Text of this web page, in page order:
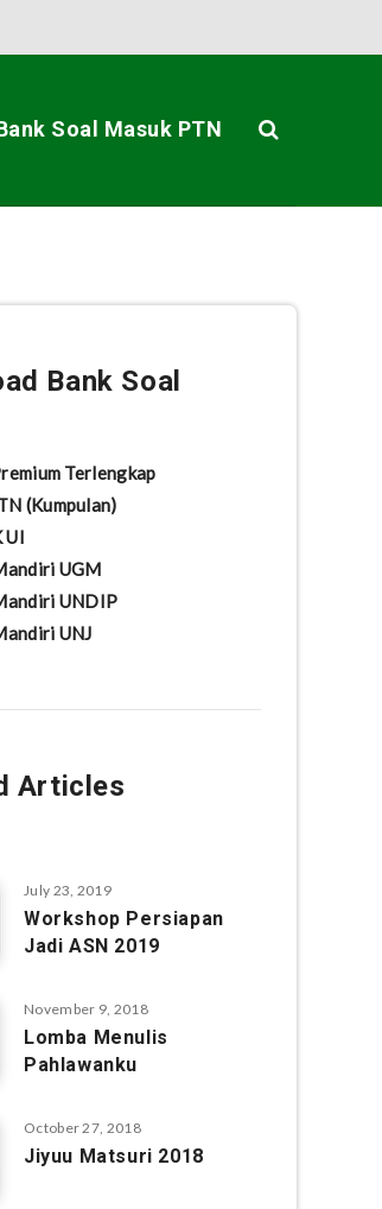
Soal Masuk PTN
Bank Soal
Terlengkap
(Kumpulan)
UI
UGM
UNDIP
UNJ
Articles
July 23, 2019
Workshop Persiapan
Jadi ASN 2019
November 9, 2018
Lomba Menulis
Pahlawanku
October 27, 2018
Jiyuu Matsuri 2018